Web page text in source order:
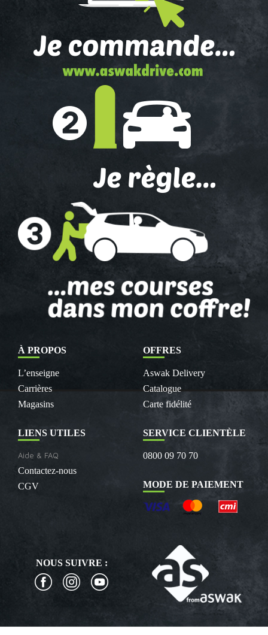
À PROPOS
L’enseigne
Carrières
Magasins
OFFRES
Aswak Delivery
Catalogue
Carte fidélité
LIENS UTILES
Aide & FAQ
Contactez-nous
CGV
SERVICE CLIENTÈLE
0800 09 70 70
MODE DE PAIEMENT
NOUS SUIVRE :